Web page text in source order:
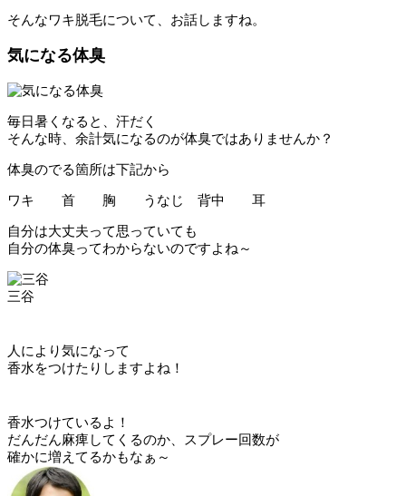
そんなワキ脱毛について、お話しますね。
気になる体臭
毎日暑くなると、汗だく
そんな時、余計気になるのが体臭ではありませんか？
体臭のでる箇所は下記から
ワキ 首 胸 うなじ 背中 耳
自分は大丈夫って思っていても
自分の体臭ってわからないのですよね～
三谷
人により気になって
香水をつけたりしますよね！
香水つけているよ！
だんだん麻痺してくるのか、スプレー回数が
確かに増えてるかもなぁ～